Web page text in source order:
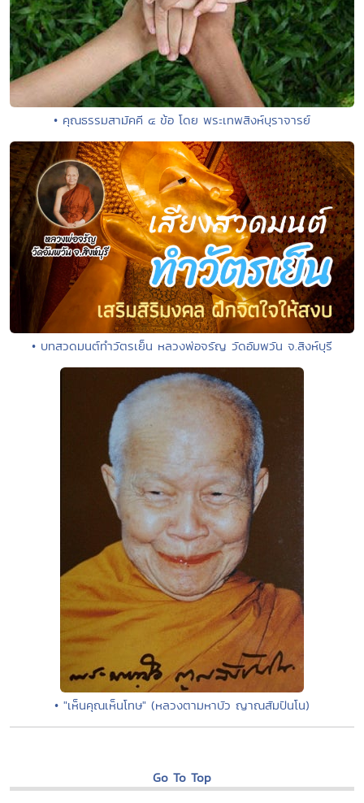
• คุณธรรมสามัคคี ๔ ข้อ โดย พระเทพสิงห์บุราจารย์
• บทสวดมนต์ทำวัตรเย็น หลวงพ่อจรัญ วัดอัมพวัน จ.สิงห์บุรี
• "เห็นคุณเห็นโทษ" (หลวงตามหาบัว ญาณสัมปันโน)
Go To Top